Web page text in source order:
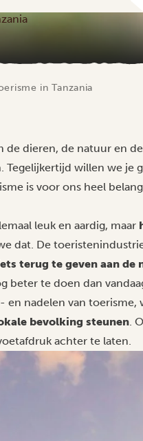
in Tanzania
de dieren, de natuur en
willen we je
is voor ons heel
leuk en aardig, maar
we dat. De
terug te geven aan de
beter te doen dan
en nadelen van
bevolking steunen.
achter te laten.